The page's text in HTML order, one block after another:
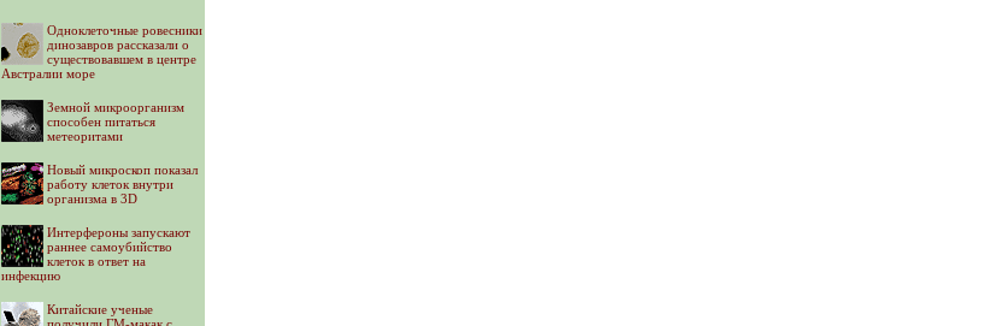
Одноклеточные ровесники
динозавров рассказали о
существовавшем в центре
Австралии море
Земной микроорганизм
способен питаться
метеоритами
Новый микроскоп показал
работу клеток внутри
организма в 3D
Интерфероны запускают
раннее самоубийство
клеток в ответ на
инфекцию
Китайские ученые